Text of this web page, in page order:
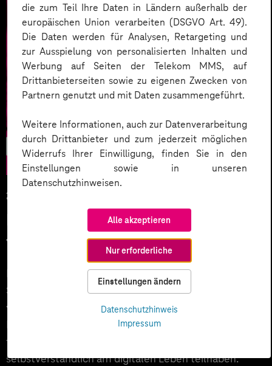
die zum Teil Ihre Daten in Ländern außerhalb der
europäischen Union verarbeiten (DSGVO Art. 49).
Die Daten werden für Analysen, Retargeting und
zur Ausspielung von personalisierten Inhalten und
Werbung auf Seiten der Telekom MMS, auf
Drittanbieterseiten sowie zu eigenen Zwecken von
Partnern genutzt und mit Daten zusammengeführt.
Weitere Informationen, auch zur Datenverarbeitung
durch Drittanbieter und zum jederzeit möglichen
Widerrufs Ihrer Einwilligung, finden Sie in den
Einstellungen sowie in unseren
Datenschutzhinweisen.
Alle akzeptieren
Nur erforderliche
Einstellungen ändern
Datenschutzhinweis
Impressum
CX/UX
28.04.2023
Digitale Barrierefreiheit leben –
für eine inklusive UX
In Deutschland gibt es 8 Millionen Menschen, die eine
Schwerbehinderung haben. Darüber hinaus gibt es
viele Menschen, die eine körperliche oder geistige
Beeinträchtigung aufgrund ihres Alters haben oder
temporär beeinträchtigt sind. Sie alle wollen
selbstverständlich am digitalen Leben teilhaben.